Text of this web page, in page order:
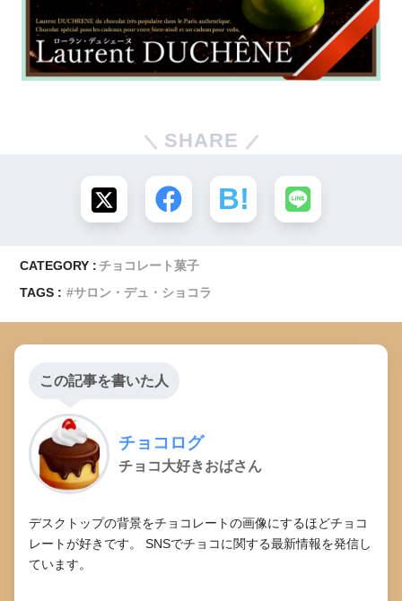
SHARE
CATEGORY : チョコレート菓子
TAGS :
サロン・デュ・ショコラ
この記事を書いた人
チョコログ
チョコ大好きおばさん
デスクトップの背景をチョコレートの画像にするほどチョコ
レートが好きです。 SNSでチョコに関する最新情報を発信し
ています。